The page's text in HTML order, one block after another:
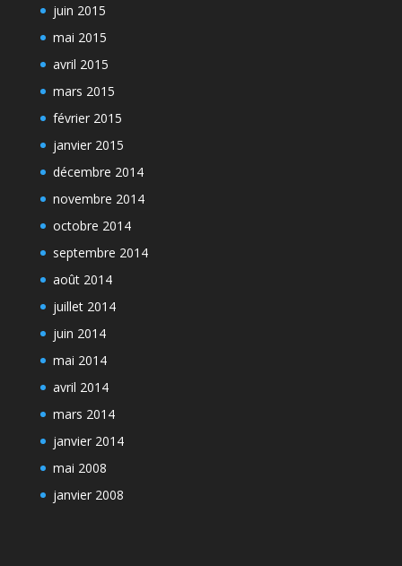
juin 2015
mai 2015
avril 2015
mars 2015
février 2015
janvier 2015
décembre 2014
novembre 2014
octobre 2014
septembre 2014
août 2014
juillet 2014
juin 2014
mai 2014
avril 2014
mars 2014
janvier 2014
mai 2008
janvier 2008